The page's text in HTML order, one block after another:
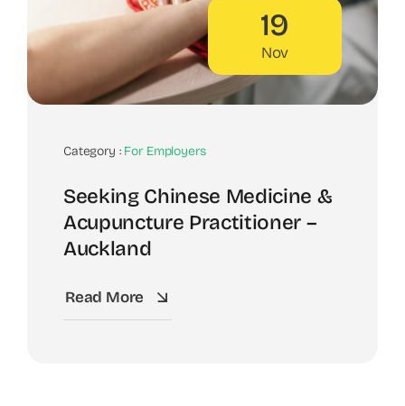
19
Nov
Category : For Employers
Seeking Chinese Medicine &
Acupuncture Practitioner –
Auckland
Read More